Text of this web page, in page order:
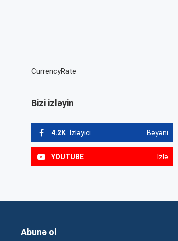
CurrencyRate
Bizi izləyin
4.2K İzləyici Bəyəni
YOUTUBE İzlə
Abunə ol